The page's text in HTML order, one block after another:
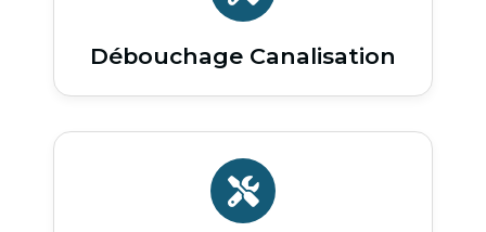
Débouchage Canalisation